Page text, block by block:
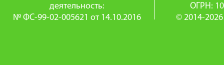
деятельность:
№ ФС-99-02-005621 от 14.10.2016
ОГРН:
© 2014-